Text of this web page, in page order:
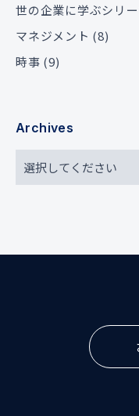
世の企業に学ぶシリ
マネジメント (8)
時事 (9)
Archives